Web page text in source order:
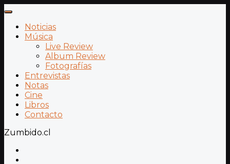
Noticias
Música
Live Review
Album Review
Fotografías
Entrevistas
Notas
Cine
Libros
Contacto
Zumbido.cl